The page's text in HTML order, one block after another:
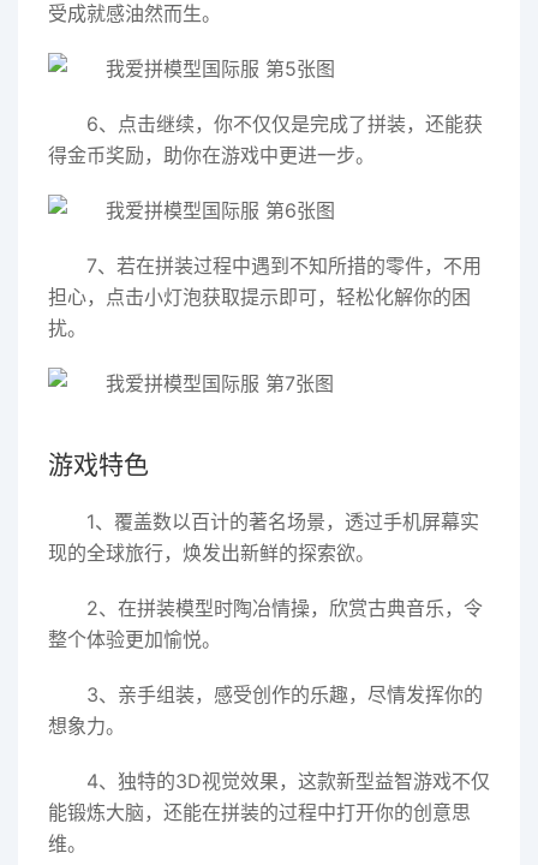
受成就感油然而生。
6、点击继续，你不仅仅是完成了拼装，还能获
得金币奖励，助你在游戏中更进一步。
7、若在拼装过程中遇到不知所措的零件，不用
担心，点击小灯泡获取提示即可，轻松化解你的困
扰。
游戏特色
1、覆盖数以百计的著名场景，透过手机屏幕实
现的全球旅行，焕发出新鲜的探索欲。
2、在拼装模型时陶冶情操，欣赏古典音乐，令
整个体验更加愉悦。
3、亲手组装，感受创作的乐趣，尽情发挥你的
想象力。
4、独特的3D视觉效果，这款新型益智游戏不仅
能锻炼大脑，还能在拼装的过程中打开你的创意思
维。